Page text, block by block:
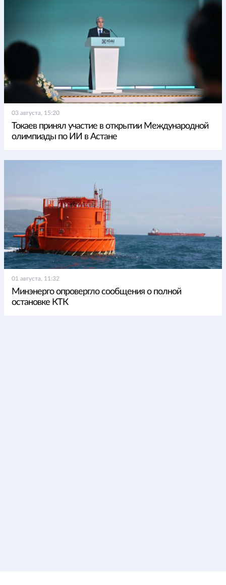
03 августа, 15:20
Токаев принял участие в открытии Международной
олимпиады по ИИ в Астане
01 августа, 11:32
Минэнерго опровергло сообщения о полной
остановке КТК